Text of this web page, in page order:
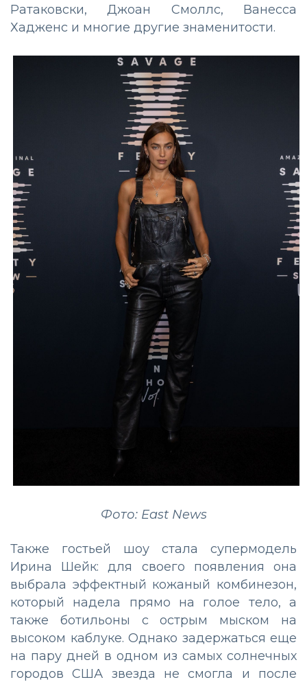
Ратаковски, Джоан Смоллс, Ванесса
Хадженс и многие другие знаменитости.
Фото: East News
Также гостьей шоу стала супермодель
Ирина Шейк: для своего появления она
выбрала эффектный кожаный комбинезон,
который надела прямо на голое тело, а
также ботильоны с острым мыском на
высоком каблуке. Однако задержаться еще
на пару дней в одном из самых солнечных
городов США звезда не смогла и после